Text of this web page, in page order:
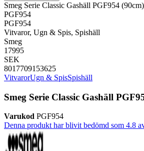
Smeg Serie Classic Gashäll PGF954 (90cm)
PGF954
PGF954
Vitvaror, Ugn & Spis, Spishäll
Smeg
17995
SEK
8017709153625
VitvarorUgn & SpisSpishäll
Smeg Serie Classic Gashäll
Varukod PGF954
Denna produkt har blivit bedömd som 4.8